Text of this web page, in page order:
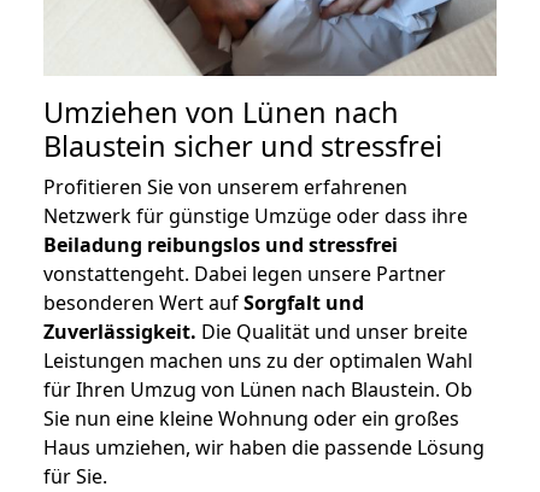
Umziehen von Lünen nach
Blaustein sicher und stressfrei
Profitieren Sie von unserem erfahrenen
Netzwerk für günstige Umzüge oder dass ihre
Beiladung reibungslos und stressfrei
vonstattengeht. Dabei legen unsere Partner
besonderen Wert aufSorgfalt und
Zuverlässigkeit. Die Qualität und unser breite
Leistungen machen uns zu der optimalen Wahl
für Ihren Umzug von Lünen nach Blaustein. Ob
Sie nun eine kleine Wohnung oder ein großes
Haus umziehen, wir haben die passende Lösung
für Sie.